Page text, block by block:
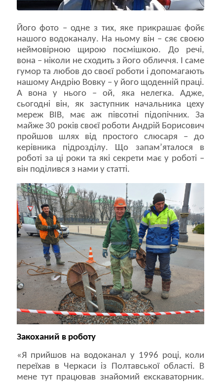
Його фото – одне з тих, яке прикрашає фойє
нашого водоканалу. На ньому він – сяє своєю
неймовірною щирою посмішкою. До речі,
вона – ніколи не сходить з його обличчя. І саме
гумор та любов до своєї роботи і допомагають
нашому Андрію Вовку – у його щоденній праці.
А вона у нього – ой, яка нелегка. Адже,
сьогодні він, як заступник начальника цеху
мереж ВІВ, має аж півсотні підопічних. За
майже 30 років своєї роботи Андрій Борисович
пройшов шлях від простого слюсаря – до
керівника підрозділу. Що запам’яталося в
роботі за ці роки та які секрети має у роботі –
він поділився з нами у статті.
Закоханий в роботу
«Я прийшов на водоканал у 1996 році, коли
переїхав в Черкаси із Полтавської області. В
мене тут працював знайомий екскаваторник.